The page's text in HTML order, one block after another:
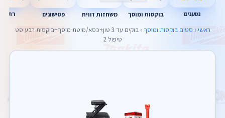
נטענים בוקסות ומוסך משחזות זווית פטישונים
ראשי › סטים בוקסות ומוסך
› בוקים עד 3 טון+כסא/מיטת מוסך+בוקסות רבע סט
טיפול 2